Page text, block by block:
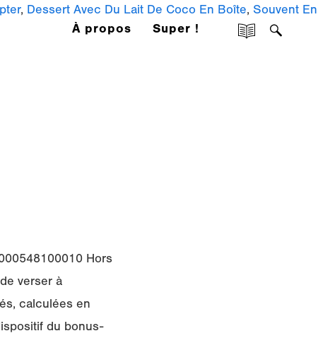
, Dessert Avec Du Lait De Coco En Boîte, Souvent En
À propos Super !
Hors
verser à
calculées en
du bonus-